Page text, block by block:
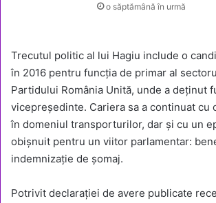
o săptămână în urmă
Trecutul politic al lui Hagiu include o
în 2016 pentru funcția de primar al
Partidului România Unită, unde a deținut
vicepreședinte. Cariera sa a continuat cu
în domeniul transporturilor, dar și cu un
obișnuit pentru un viitor parlamentar:
indemnizație de șomaj.
Potrivit declarației de avere publicate